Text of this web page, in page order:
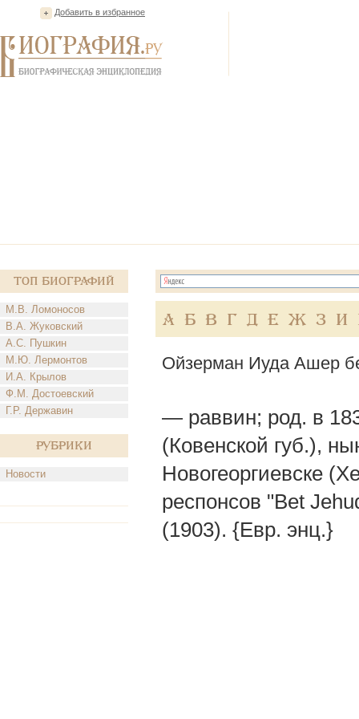
Добавить в избранное
Топ Биографий
М.В. Ломоносов
В.А. Жуковский
А.С. Пушкин
М.Ю. Лермонтов
И.А. Крылов
Ф.М. Достоевский
Г.Р. Державин
Рубрики
Новости
А Б В Г Д Е Ж З И
Ойзерман Иуда Ашер
— раввин; род. в
(Ковенской губ.),
Новогеоргиевске
респонсов "Bet
(1903). {Евр. энц.}